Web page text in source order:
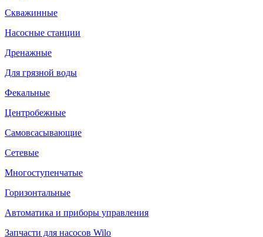
Скважинные
Насосные станции
Дренажные
Для грязной воды
Фекальные
Центробежные
Самовсасывающие
Сетевые
Многоступенчатые
Горизонтальные
Автоматика и приборы управления
Запчасти для насосов Wilo